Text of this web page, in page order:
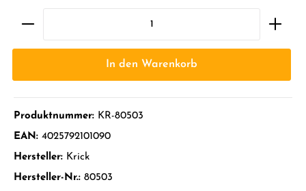
In den Warenkorb
Produktnummer: KR-80503
EAN: 4025792101090
Hersteller: Krick
Hersteller-Nr.: 80503